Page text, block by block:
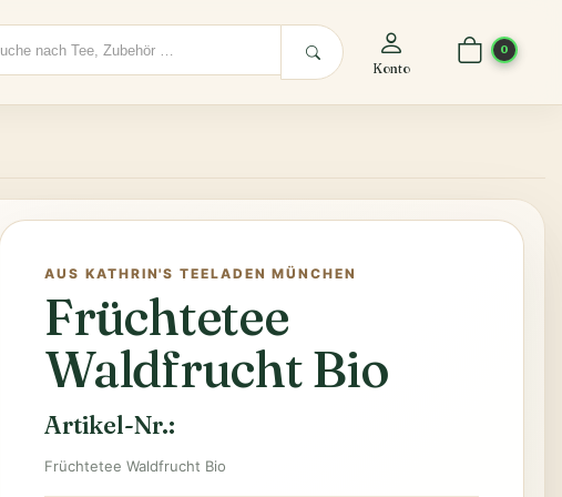
Konto
0
AUS KATHRIN'S TEELADEN MÜNCHEN
Früchtetee
Waldfrucht Bio
Artikel-Nr.:
Früchtetee Waldfrucht Bio